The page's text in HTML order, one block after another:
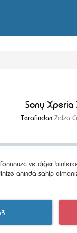
Sony Xperia
Tarafından Zalza
ve diğer
anında sahip